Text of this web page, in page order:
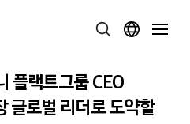
플랙트그룹 CEO
글로벌 리더로 도약할